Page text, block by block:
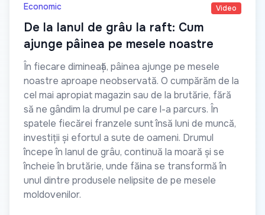
Economic Video
De la lanul de grâu la raft: Cum
ajunge pâinea pe mesele noastre
În fiecare dimineață, pâinea ajunge pe mesele
noastre aproape neobservată. O cumpărăm de la
cel mai apropiat magazin sau de la brutărie, fără
să ne gândim la drumul pe care l-a parcurs. În
spatele fiecărei franzele sunt însă luni de muncă,
investiții și efortul a sute de oameni. Drumul
începe în lanul de grâu, continuă la moară și se
încheie în brutărie, unde făina se transformă în
unul dintre produsele nelipsite de pe mesele
moldovenilor.